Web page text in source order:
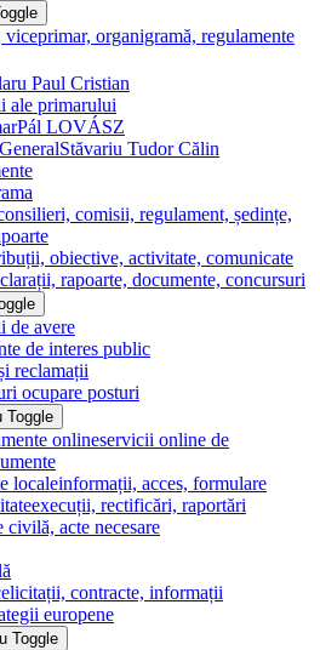
viceprimar, organigramă, regulamente
Paul Cristian
ale primarului
Pál LOVÁSZ
Stăvariu Tudor Călin
comisii, regulament, ședințe,
obiective, activitate, comunicate
rapoarte, documente, concursuri
de avere
de interes public
reclamații
ocupare posturi
Toggle
onlineservicii online de
localeinformații, acces, formulare
execuții, rectificări, raportări
civilă, acte necesare
licitații, contracte, informații
europene
Toggle